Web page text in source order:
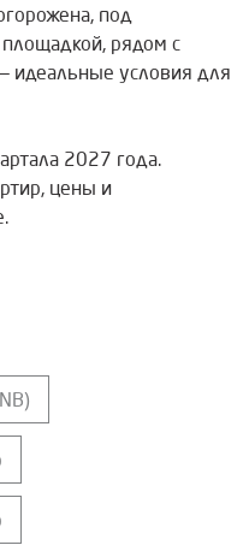
под
рядом с
идеальные условия для
2027 года.
цены и